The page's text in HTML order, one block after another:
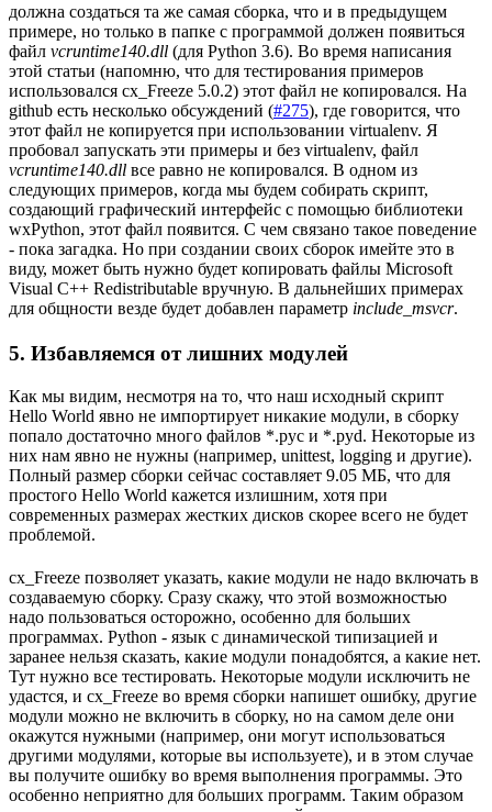
должна создаться та же самая сборка, что и в предыдущем
примере, но только в папке с программой должен появиться
файл vcruntime140.dll (для Python 3.6). Во время написания
этой статьи (напомню, что для тестирования примеров
использовался cx_Freeze 5.0.2) этот файл не копировался. На
github есть несколько обсуждений (#275), где говорится, что
этот файл не копируется при использовании virtualenv. Я
пробовал запускать эти примеры и без virtualenv, файл
vcruntime140.dll все равно не копировался. В одном из
следующих примеров, когда мы будем собирать скрипт,
создающий графический интерфейс с помощью библиотеки
wxPython, этот файл появится. С чем связано такое поведение
- пока загадка. Но при создании своих сборок имейте это в
виду, может быть нужно будет копировать файлы Microsoft
Visual C++ Redistributable вручную. В дальнейших примерах
для общности везде будет добавлен параметр include_msvcr.
5. Избавляемся от лишних модулей
Как мы видим, несмотря на то, что наш исходный скрипт
Hello World явно не импортирует никакие модули, в сборку
попало достаточно много файлов *.pyc и *.pyd. Некоторые из
них нам явно не нужны (например, unittest, logging и другие).
Полный размер сборки сейчас составляет 9.05 МБ, что для
простого Hello World кажется излишним, хотя при
современных размерах жестких дисков скорее всего не будет
проблемой.
cx_Freeze позволяет указать, какие модули не надо включать в
создаваемую сборку. Сразу скажу, что этой возможностью
надо пользоваться осторожно, особенно для больших
программах. Python - язык с динамической типизацией и
заранее нельзя сказать, какие модули понадобятся, а какие нет.
Тут нужно все тестировать. Некоторые модули исключить не
удастся, и cx_Freeze во время сборки напишет ошибку, другие
модули можно не включить в сборку, но на самом деле они
окажутся нужными (например, они могут использоваться
другими модулями, которые вы используете), и в этом случае
вы получите ошибку во время выполнения программы. Это
особенно неприятно для больших программ. Таким образом